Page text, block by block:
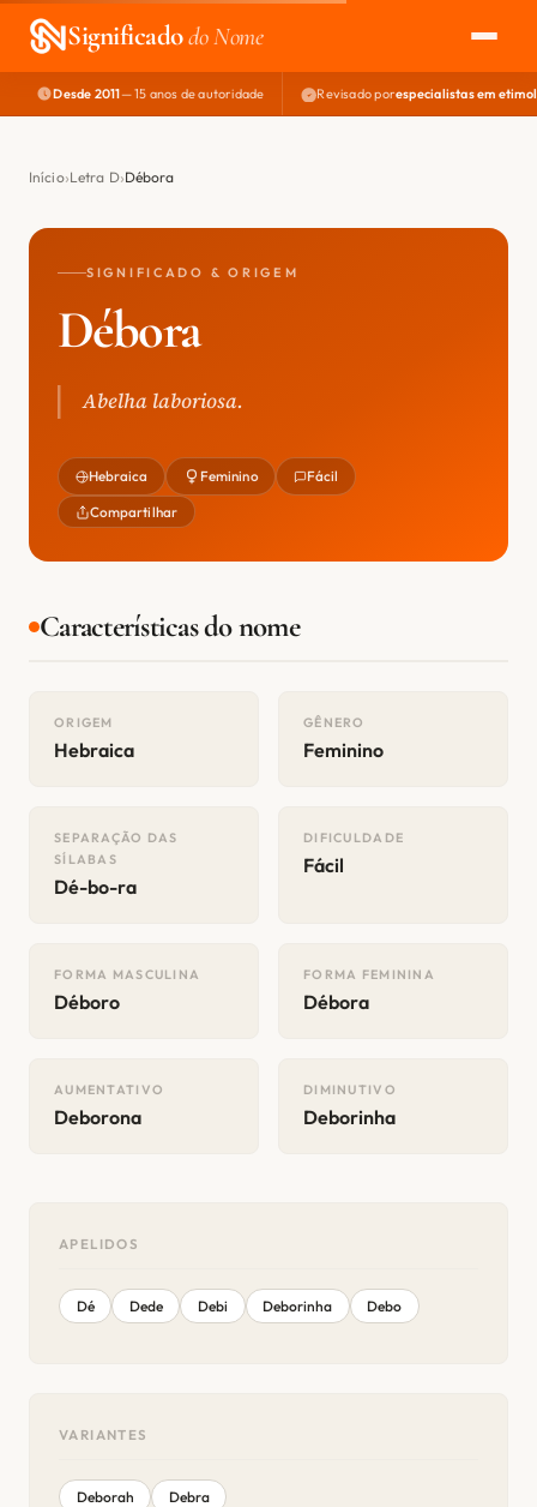
Significadodo Nome
EXPLORAR
NOME PERFEITO
Desde 2011— 15 anos de autoridade Revisado porespecialistas em
Início Letra D Débora
SIGNIFICADO & ORIGEM
Débora
Abelha laboriosa.
Hebraica Feminino Fácil
Compartilhar
Características do nome
ORIGEM
Hebraica
GÊNERO
Feminino
SEPARAÇÃO DAS
SÍLABAS
Dé-bo-ra
DIFICULDADE
Fácil
FORMA MASCULINA
Déboro
FORMA FEMININA
Débora
AUMENTATIVO
Deborona
DIMINUTIVO
Deborinha
APELIDOS
Dé Dede Debi Deborinha Debo
VARIANTES
Deborah Debra